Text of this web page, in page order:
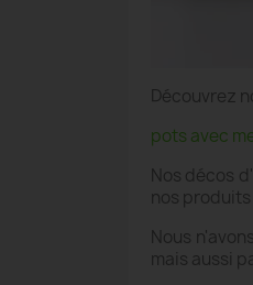
Découvrez
pots avec
Nos décos
nos produits
Nous
mais aussi